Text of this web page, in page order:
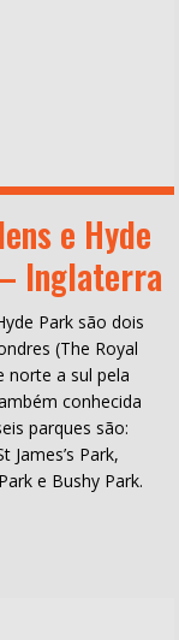
e Hyde
Inglaterra
Park são dois
(The Royal
norte a sul pela
conhecida
parques são:
James’s Park,
e Bushy Park.